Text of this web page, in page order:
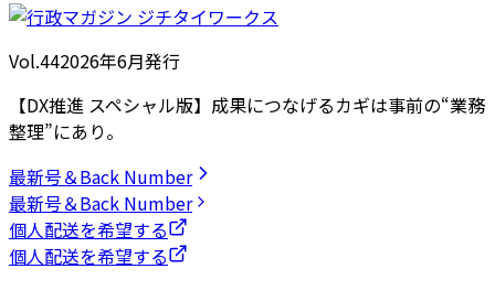
Vol.442026年6月発行
【DX推進 スペシャル版】成果につなげるカギは事前の“業務
整理”にあり。
最新号＆Back Number
最新号＆Back Number
個人配送を希望する
個人配送を希望する